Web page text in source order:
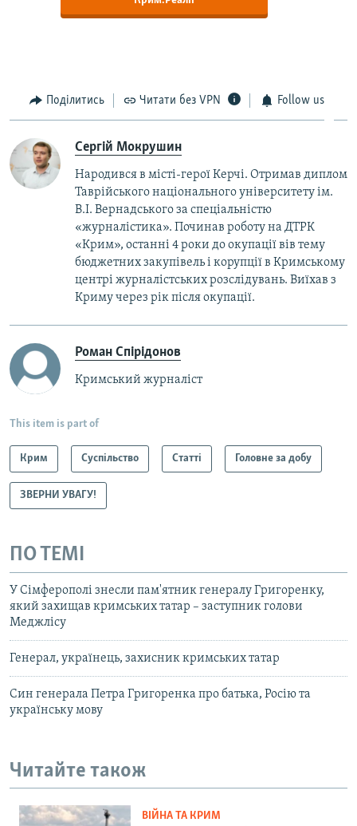
Поділитись Читати без VPN Follow us
Сергій Мокрушин
Народився в місті-герої Керчі. Отримав диплом
Таврійського національного університету ім.
В.І. Вернадського за спеціальністю
«журналістика». Починав роботу на ДТРК
«Крим», останні 4 роки до окупації вів тему
бюджетних закупівель і корупції в Кримському
центрі журналістських розслідувань. Виїхав з
Криму через рік після окупації.
Роман Спірідонов
Кримський журналіст
This item is part of
Крим Суспільство Статті Головне за добу
ЗВЕРНИ УВАГУ!
ПО ТЕМІ
У Сімферополі знесли пам'ятник генералу Григоренку,
який захищав кримських татар – заступник голови
Меджлісу
Генерал, українець, захисник кримських татар
Син генерала Петра Григоренка про батька, Росію та
українську мову
Читайте також
ВІЙНА ТА КРИМ